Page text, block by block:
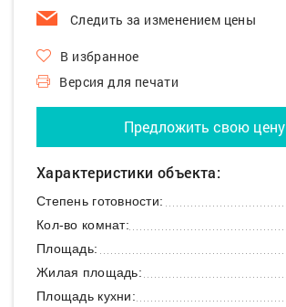
Следить за изменением цены
В избранное
Версия для печати
Предложить свою цену
Характеристики объекта:
Степень готовности:
Кол-во комнат:
Площадь:
Жилая площадь:
Площадь кухни: